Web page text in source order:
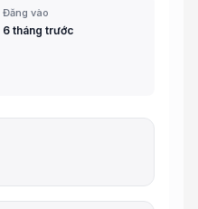
Đăng vào
6 tháng trước